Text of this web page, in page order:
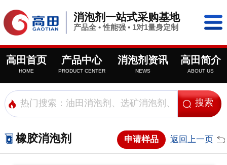
消泡剂一站式采购基地
产品全 • 性能强 • 1对1量身定制
高田首页
HOME
产品中心
PRODUCT CENTER
消泡剂资讯
NEWS
高田简介
ABOUT US
橡胶消泡剂 申请样品 返回上一页